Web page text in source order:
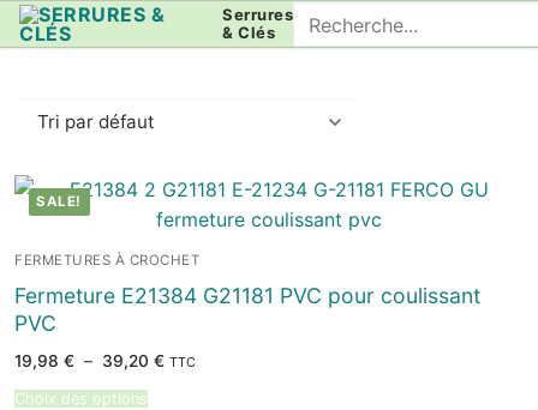
Aller
au
Serrures
& Clés
Rechercher
:
SALE!
FERMETURES À CROCHET
Fermeture E21384 G21181 PVC pour coulissant
PVC
19,98 € – 39,20 €Plage
TTC
Choix des options